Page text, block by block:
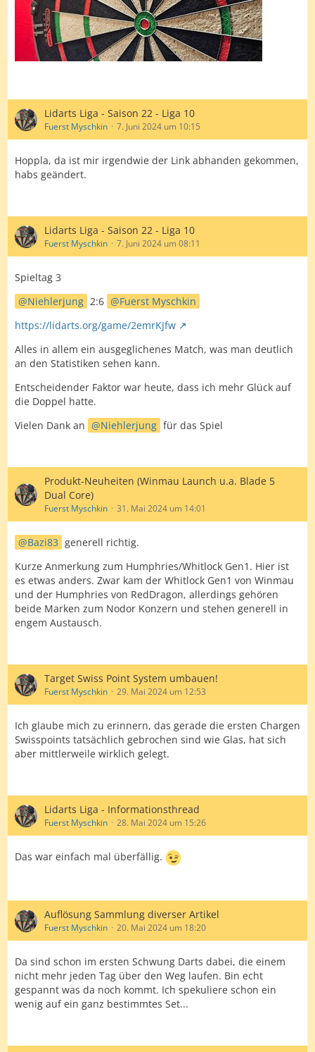
Lidarts Liga - Saison 22 - Liga 10
Fuerst Myschkin 7. Juni 2024 um 10:15
Hoppla, da ist mir irgendwie der Link abhanden gekommen,
habs geändert.
Lidarts Liga - Saison 22 - Liga 10
Fuerst Myschkin 7. Juni 2024 um 08:11
Spieltag 3
Niehlerjung 2:6
Fuerst Myschkin
https://lidarts.org/game/2emrKJfw
Alles in allem ein ausgeglichenes Match, was man deutlich
an den Statistiken sehen kann.
Entscheidender Faktor war heute, dass ich mehr Glück auf
die Doppel hatte.
Vielen Dank an
Niehlerjung für das Spiel
Produkt-Neuheiten (Winmau Launch u.a. Blade 5
Dual Core)
Fuerst Myschkin 31. Mai 2024 um 14:01
Bazi83 generell richtig.
Kurze Anmerkung zum Humphries/Whitlock Gen1. Hier ist
es etwas anders. Zwar kam der Whitlock Gen1 von Winmau
und der Humphries von RedDragon, allerdings gehören
beide Marken zum Nodor Konzern und stehen generell in
engem Austausch.
Target Swiss Point System umbauen!
Fuerst Myschkin 29. Mai 2024 um 12:53
Ich glaube mich zu erinnern, das gerade die ersten Chargen
Swisspoints tatsächlich gebrochen sind wie Glas, hat sich
aber mittlerweile wirklich gelegt.
Lidarts Liga - Informationsthread
Fuerst Myschkin 28. Mai 2024 um 15:26
Das war einfach mal überfällig.
Auflösung Sammlung diverser Artikel
Fuerst Myschkin 20. Mai 2024 um 18:20
Da sind schon im ersten Schwung Darts dabei, die einem
nicht mehr jeden Tag über den Weg laufen. Bin echt
gespannt was da noch kommt. Ich spekuliere schon ein
wenig auf ein ganz bestimmtes Set...